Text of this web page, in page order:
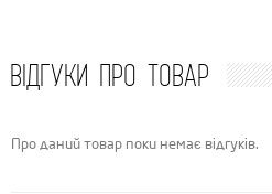
ВІДГУКИ ПРО ТОВАР
Про даний товар поки немає відгуків.